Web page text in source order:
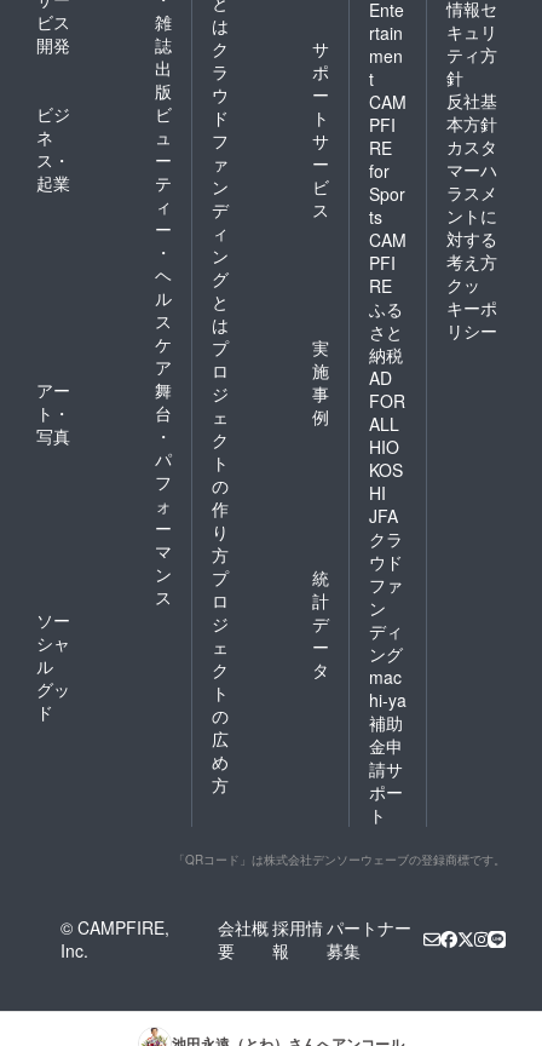
ビス
開発
雑
誌
出
版
ビジ
ネ
ス・
起業
ビ
ュ
ー
テ
ィ
ー
・
ヘ
ル
ス
ケ
ア
アー
ト・
写真
舞
台
・
パ
フ
ォ
ー
マ
ン
ス
ソー
シャ
ル
グッ
ド
は
ク
ラ
ウ
ド
フ
ァ
ン
デ
ィ
ン
グ
と
は
サ
ポ
ー
ト
サ
ー
ビ
ス
プ
ロ
ジ
ェ
ク
ト
の
作
り
方
実
施
事
例
プ
ロ
ジ
ェ
ク
ト
の
広
め
方
統
計
デ
ー
タ
Ente
rtain
men
t
CAM
PFI
RE
for
Spor
ts
CAM
PFI
RE
ふる
さと
納税
AD
FOR
ALL
HIO
KOS
HI
JFA
クラ
ウド
ファ
ン
ディ
ング
mac
hi-ya
補助
金申
請サ
ポー
ト
情報セ
キュリ
ティ方
針
反社基
本方針
カスタ
マーハ
ラスメ
ントに
対する
考え方
クッ
キーポ
リシー
「QRコード」は株式会社デンソーウェーブの登録商標です。
© CAMPFIRE,
Inc.
会社概
要
採用情
報
パートナー
募集